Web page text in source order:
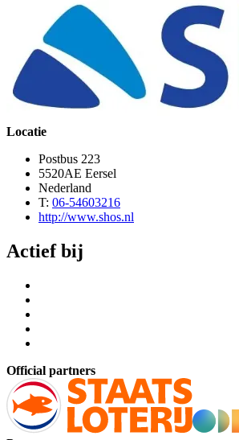
Locatie
Postbus 223
5520AE Eersel
Nederland
T: 06-54603216
http://www.shos.nl
Actief bij
Official partners